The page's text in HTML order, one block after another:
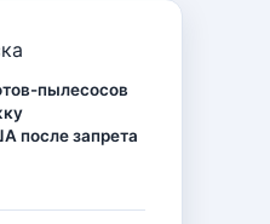
пылесосов
после запрета